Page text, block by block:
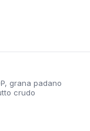
grana padano
crudo